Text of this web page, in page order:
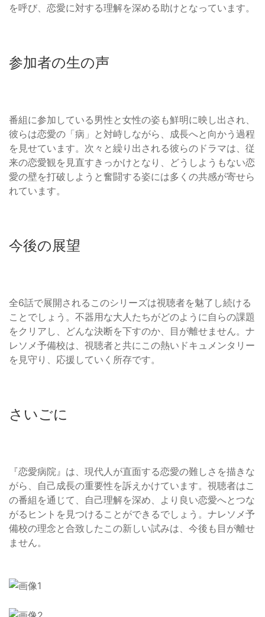
を呼び、恋愛に対する理解を深める助けとなっています。
参加者の生の声
番組に参加している男性と女性の姿も鮮明に映し出され、
彼らは恋愛の「病」と対峙しながら、成長へと向かう過程
を見せています。次々と繰り出される彼らのドラマは、従
来の恋愛観を見直すきっかけとなり、どうしようもない恋
愛の壁を打破しようと奮闘する姿には多くの共感が寄せら
れています。
今後の展望
全6話で展開されるこのシリーズは視聴者を魅了し続ける
ことでしょう。不器用な大人たちがどのように自らの課題
をクリアし、どんな決断を下すのか、目が離せません。ナ
レソメ予備校は、視聴者と共にこの熱いドキュメンタリー
を見守り、応援していく所存です。
さいごに
『恋愛病院』は、現代人が直面する恋愛の難しさを描きな
がら、自己成長の重要性を訴えかけています。視聴者はこ
の番組を通じて、自己理解を深め、より良い恋愛へとつな
がるヒントを見つけることができるでしょう。ナレソメ予
備校の理念と合致したこの新しい試みは、今後も目が離せ
ません。